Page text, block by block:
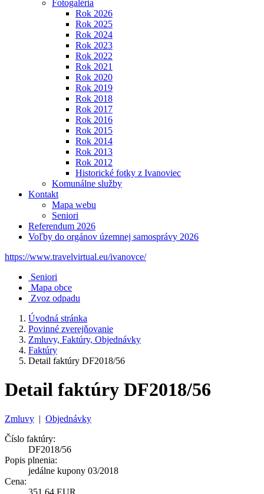
Fotogaléria
Rok 2026
Rok 2025
Rok 2024
Rok 2023
Rok 2022
Rok 2021
Rok 2020
Rok 2019
Rok 2018
Rok 2017
Rok 2016
Rok 2015
Rok 2014
Rok 2013
Rok 2012
Historické fotky z Ivanoviec
Komunálne služby
Kontakt
Mapa webu
Seniori
Referendum 2026
Voľby do orgánov územnej samosprávy 2026
https://www.travelvirtual.eu/ivanovce/
Seniori
Mapa obce
Zvoz odpadu
Úvodná stránka
Povinné zverejňovanie
Zmluvy, Faktúry, Objednávky
Faktúry
Detail faktúry DF2018/56
Detail faktúry DF2018/56
Zmluvy | Objednávky
Číslo faktúry:
DF2018/56
Popis plnenia:
jedálne kupony 03/2018
Cena:
351,64 EUR